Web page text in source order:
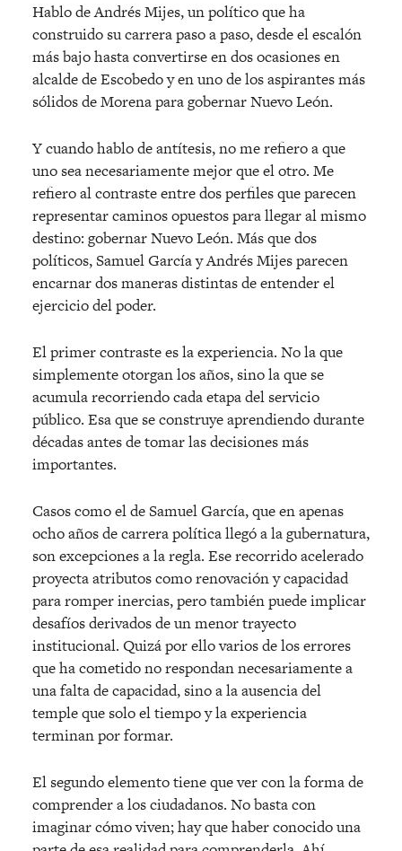
Hablo de Andrés Mijes, un político que ha
construido su carrera paso a paso, desde el escalón
más bajo hasta convertirse en dos ocasiones en
alcalde de Escobedo y en uno de los aspirantes más
sólidos de Morena para gobernar Nuevo León.
Y cuando hablo de antítesis, no me refiero a que
uno sea necesariamente mejor que el otro. Me
refiero al contraste entre dos perfiles que parecen
representar caminos opuestos para llegar al mismo
destino: gobernar Nuevo León. Más que dos
políticos, Samuel García y Andrés Mijes parecen
encarnar dos maneras distintas de entender el
ejercicio del poder.
El primer contraste es la experiencia. No la que
simplemente otorgan los años, sino la que se
acumula recorriendo cada etapa del servicio
público. Esa que se construye aprendiendo durante
décadas antes de tomar las decisiones más
importantes.
Casos como el de Samuel García, que en apenas
ocho años de carrera política llegó a la gubernatura,
son excepciones a la regla. Ese recorrido acelerado
proyecta atributos como renovación y capacidad
para romper inercias, pero también puede implicar
desafíos derivados de un menor trayecto
institucional. Quizá por ello varios de los errores
que ha cometido no respondan necesariamente a
una falta de capacidad, sino a la ausencia del
temple que solo el tiempo y la experiencia
terminan por formar.
El segundo elemento tiene que ver con la forma de
comprender a los ciudadanos. No basta con
imaginar cómo viven; hay que haber conocido una